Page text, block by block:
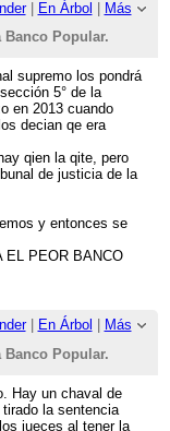
| En Árbol | Más
Banco Popular.
supremo los pondrá
5° de la
en 2013 cuando
decian qe era
qien la qite, pero
de justicia de la
y entonces se
EL PEOR BANCO
| En Árbol
Más
Banco Popular.
Hay un chaval de
la sentencia
jueces al tener la